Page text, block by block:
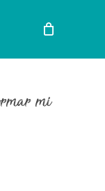
mi